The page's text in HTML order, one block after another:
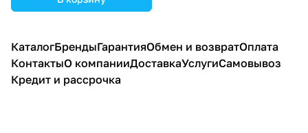
КаталогБрендыГарантияОбмен и возвратОплата
КонтактыО компанииДоставкаУслугиСамовывоз
Кредит и рассрочка